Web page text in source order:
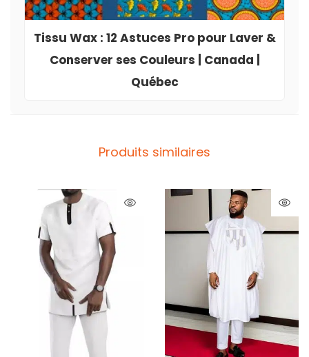
Tissu Wax : 12 Astuces Pro pour Laver &
Conserver ses Couleurs | Canada |
Québec
Produits similaires